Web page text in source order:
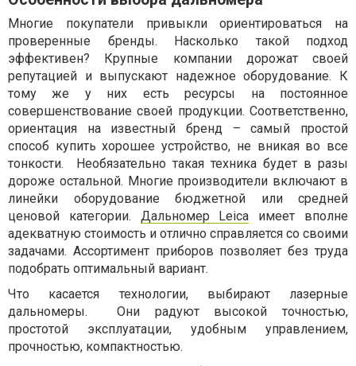
Многие покупатели привыкли ориентироваться на
проверенные бренды. Насколько такой подход
эффективен? Крупные компании дорожат своей
репутацией и выпускают надежное оборудование. К
тому же у них есть ресурсы на постоянное
совершенствование своей продукции. Соответственно,
ориентация на известный бренд – самый простой
способ купить хорошее устройство, не вникая во все
тонкости. Необязательно такая техника будет в разы
дороже остальной. Многие производители включают в
линейки оборудование бюджетной или средней
ценовой категории. Дальномер Leica имеет вполне
адекватную стоимость и отлично справляется со своими
задачами. Ассортимент приборов позволяет без труда
подобрать оптимальный вариант.
Что касается технологии, выбирают лазерные
дальномеры. Они радуют высокой точностью,
простотой эксплуатации, удобным управлением,
прочностью, компактностью.